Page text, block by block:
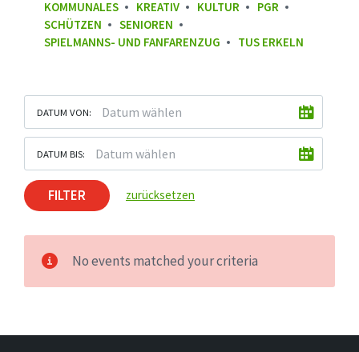
KOMMUNALES
KREATIV KULTUR
PGR
SCHÜTZEN
SENIOREN
SPIELMANNS- UND FANFARENZUG
TUS ERKELN
DATUM VON:
DATUM BIS:
FILTER zurücksetzen
No events matched your criteria